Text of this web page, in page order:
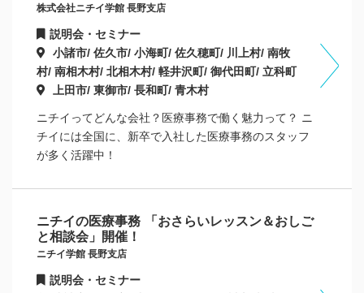
株式会社ニチイ学館 長野支店
説明会・セミナー
小諸市/ 佐久市/ 小海町/ 佐久穂町/ 川上村/ 南牧
村/ 南相木村/ 北相木村/ 軽井沢町/ 御代田町/ 立科町
上田市/ 東御市/ 長和町/ 青木村
ニチイってどんな会社？医療事務で働く魅力って？ ニ
チイには全国に、新卒で入社した医療事務のスタッフ
が多く活躍中！
ニチイの医療事務 「おさらいレッスン＆おしご
と相談会」開催！
ニチイ学館 長野支店
説明会・セミナー